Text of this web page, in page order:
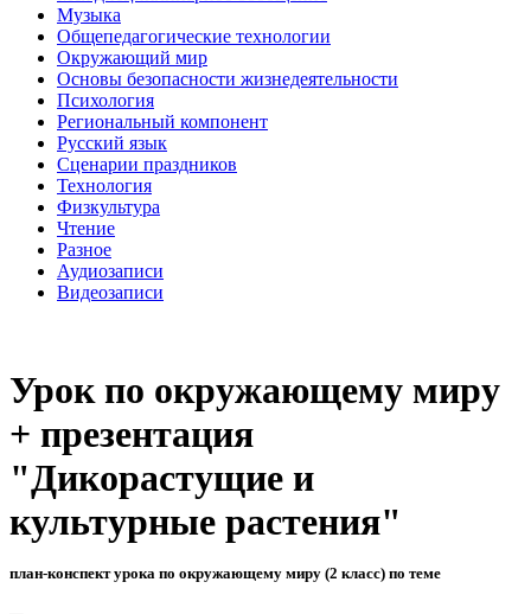
Музыка
Общепедагогические технологии
Окружающий мир
Основы безопасности жизнедеятельности
Психология
Региональный компонент
Русский язык
Сценарии праздников
Технология
Физкультура
Чтение
Разное
Аудиозаписи
Видеозаписи
Урок по окружающему миру
+ презентация
"Дикорастущие и
культурные растения"
план-конспект урока по окружающему миру (2 класс) по теме